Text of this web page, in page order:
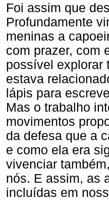
Foi assim que
Profundamente
meninas a
com prazer, com
possível explorar
estava
lápis para
Mas o trabalho
movimentos
da defesa que a
e como ela era
vivenciar
nós. E assim, as
incluídas em